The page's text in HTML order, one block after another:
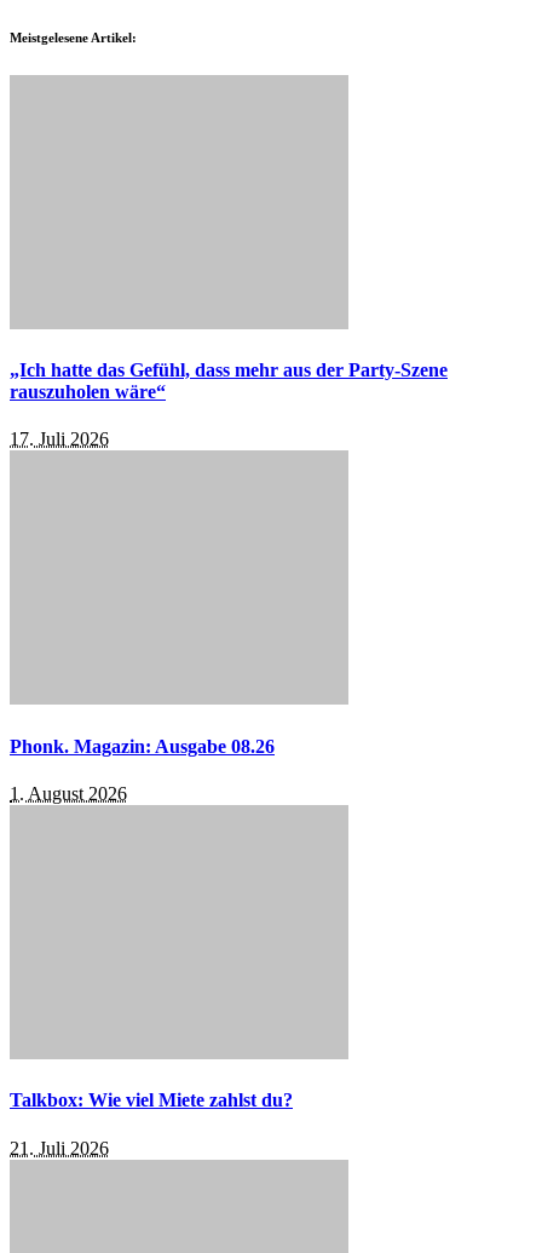
Meistgelesene Artikel:
„Ich hatte das Gefühl, dass mehr aus der Party-Szene
rauszuholen wäre“
17. Juli 2026
Phonk. Magazin: Ausgabe 08.26
1. August 2026
Talkbox: Wie viel Miete zahlst du?
21. Juli 2026